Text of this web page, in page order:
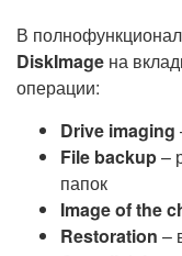
В
DiskImage на
операции:
Drive imaging
File backup–
папок
Image of the
Restoration –